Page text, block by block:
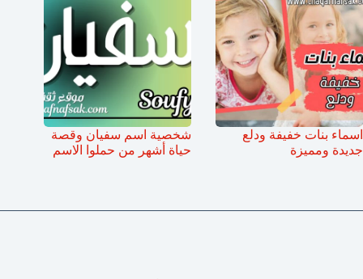
اسماء بنات خفيفة ودلع
جديدة ومميزة
شخصية اسم سفيان وقصة
حياة أشهر من حملوا الاسم